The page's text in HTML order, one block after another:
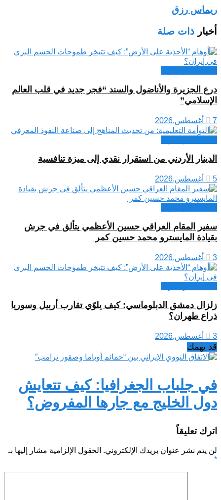
ريماس رزق
أخبار ذات صلة
درع الجزيرة والأناضول والسند “فجر جديد في قلب العالم
الإسلامي”
7 أغسطس,2026
الدينار الأردني من استقرار نقدي إلى ميزة تنافسية
5 أغسطس,2026
سفير المقام العراقي حسين الأعظمي يتألق في جرش
بقيادة المايسترو محمد حسين كمر
3 أغسطس,2026
زلزال دمشق الدبلوماسي: كيف يلوّي تقارب أربيل وسوريا
ذراع طهران؟
3 أغسطس,2026
قد يهمك
في جلباب الجغرافيا: كيف تتعايش
دول الخليج مع جارها المفروض؟
اترك تعليقاً
لن يتم نشر عنوان بريدك الإلكتروني. الحقول الإلزامية مشار إليها بـ
*